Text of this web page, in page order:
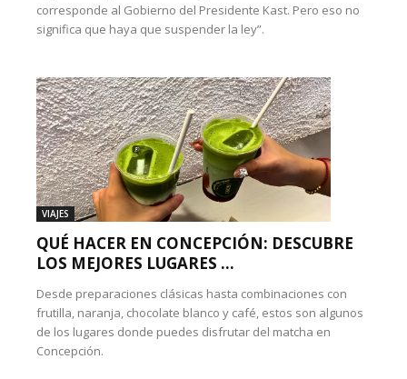
corresponde al Gobierno del Presidente Kast. Pero eso no
significa que haya que suspender la ley”.
VIAJES
QUÉ HACER EN CONCEPCIÓN: DESCUBRE
LOS MEJORES LUGARES ...
Desde preparaciones clásicas hasta combinaciones con
frutilla, naranja, chocolate blanco y café, estos son algunos
de los lugares donde puedes disfrutar del matcha en
Concepción.